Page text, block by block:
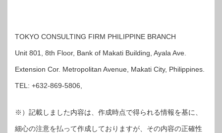
TOKYO CONSULTING FIRM PHILIPPINE BRANCH
Unit 801, 8th Floor, Bank of Makati Building, Ayala Ave.
Extension Cor. Metropolitan Avenue, Makati City, Philippines.
TEL: +632-869-5806,
※）記載しました内容は、作成時点で得られる情報を基に、
細心の注意を払って作成しておりますが、その内容の正確性